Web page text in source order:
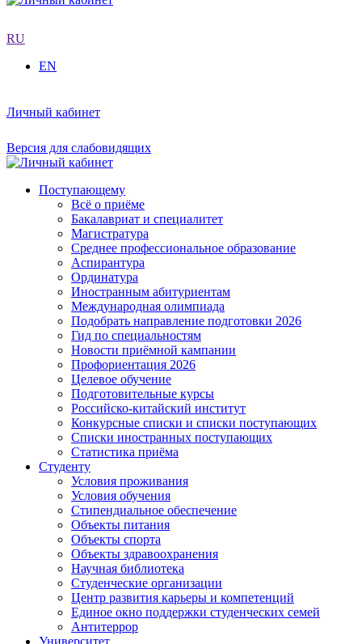
RU
EN
Личный кабинет
Версия для слабовидящих
Поступающему
Всё о приёме
Бакалавриат и специалитет
Магистратура
Среднее профессиональное образование
Аспирантура
Ординатура
Иностранным абитуриентам
Международная олимпиада
Подобрать направление подготовки 2026
Гид по специальностям
Новости приёмной кампании
Профориентация 2026
Целевое обучение
Подготовительные курсы
Российско-китайский институт
Конкурсные списки и списки поступающих
Списки иностранных поступающих
Статистика приёма
Студенту
Условия проживания
Условия обучения
Стипендиальное обеспечение
Объекты питания
Объекты спорта
Объекты здравоохранения
Научная библиотека
Студенческие организации
Центр развития карьеры и компетенций
Единое окно поддержки студенческих семей
Антитеррор
Университет